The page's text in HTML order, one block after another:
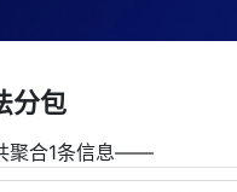
分包
聚合1条信息――